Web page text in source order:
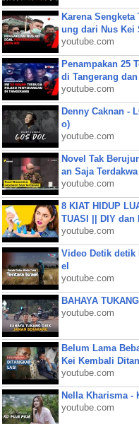
Karena
ung dari Nus Kei
youtube.com
Penampakan 25
di Tangerang
youtube.com
Denny Caknan -
o)
youtube.com
Novel Tak
an Saja
youtube.com
8 KIAT HIDUP
TUASI || DIY dan
youtube.com
Video Detik detik
el
youtube.com
BAHAYA
youtube.com
Belum Lama
Kei Kembali
youtube.com
Nella Kharisma -
youtube.com